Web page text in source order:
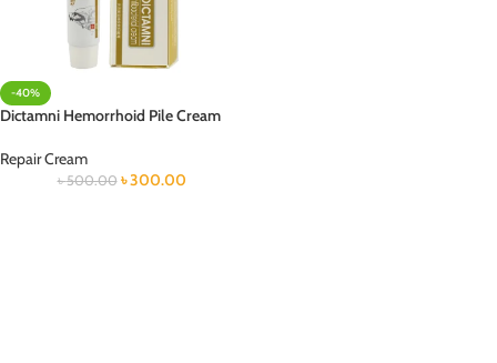
-40%
Dictamni Hemorrhoid Pile Cream
Repair Cream
৳500.00 ৳300.00